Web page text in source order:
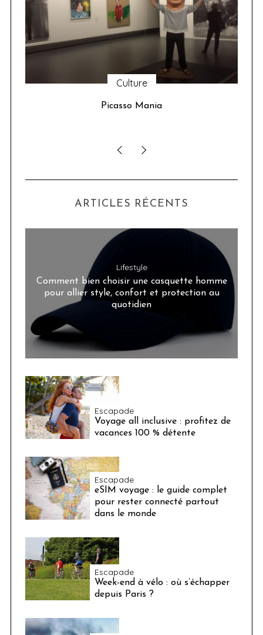
Culture
Picasso Mania
ARTICLES RÉCENTS
Lifestyle
Comment bien choisir une casquette homme
pour allier style, confort et protection au
quotidien
Escapade
Voyage all inclusive : profitez de
vacances 100 % détente
Escapade
eSIM voyage : le guide complet
pour rester connecté partout
dans le monde
Escapade
Week-end à vélo : où s’échapper
depuis Paris ?